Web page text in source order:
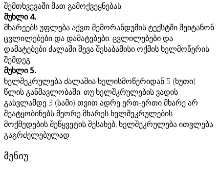
შემთხვევაში მათ გამოქვეყნებას.
მუხლი 4.
მხარეებს უფლება აქვთ მემორანდუმის ტექსტში შეიტანონ
ცვლილებები და დამატებები. ცვლილებები და
დამატებები ძალაში შევა შესაბამისი ოქმის ხელმოწერის
შემდეგ.
მუხლი 5.
ხელშეკრულება ძალაშია ხელისმოწერიდან 5 (ხუთი)
წლის განმავლობაში. თუ ხელშკრულების ვადის
გასვლამდე 3 (სამი) თვით ადრე ერთ-ერთი მხარე არ
შეატყობინებს მეორე მხარეს ხელშეკრულების
მოქმედების შეწყვეტის შესახებ, ხელშეკრულება ითვლება
გაგრძელებულად.
მენიუ